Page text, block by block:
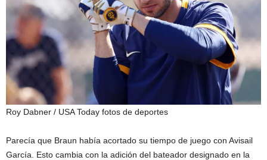
Roy Dabner / USA Today fotos de deportes
Parecía que Braun había acortado su tiempo de juego con Avisail
García. Esto cambia con la adición del bateador designado en la